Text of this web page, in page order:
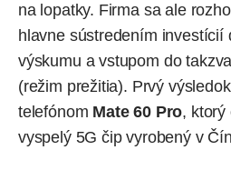
na lopatky. Firma sa ale
hlavne sústredením investícií
výskumu a vstupom do
(režim prežitia). Prvý
telefónom Mate 60 Pro, ktorý
vyspelý 5G čip vyrobený v